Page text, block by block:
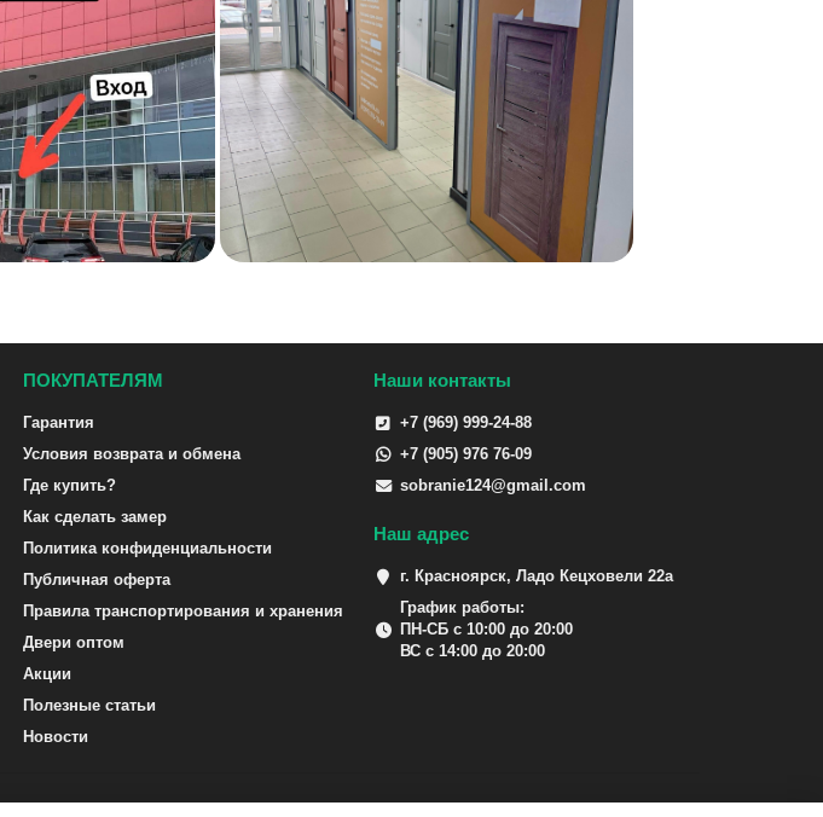
ПОКУПАТЕЛЯМ
Гарантия
Условия возврата и обмена
Где купить?
Как сделать замер
Политика конфиденциальности
Публичная оферта
Правила транспортирования и хранения
Двери оптом
Акции
Полезные статьи
Новости
Наши контакты
+7 (969) 999-24-88
+7 (905) 976 76-09
sobranie124@gmail.com
Наш адрес
г. Красноярск, Ладо Кецховели 22а
График работы:
ПН-СБ с 10:00 до 20:00
ВС с 14:00 до 20:00